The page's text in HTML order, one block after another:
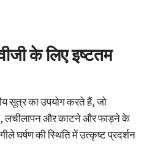
के लिए इष्टतम
सूत्र का उपयोग करते हैं, जो
लचीलापन और काटने और फाड़ने के
घर्षण की स्थिति में उत्कृष्ट प्रदर्शन